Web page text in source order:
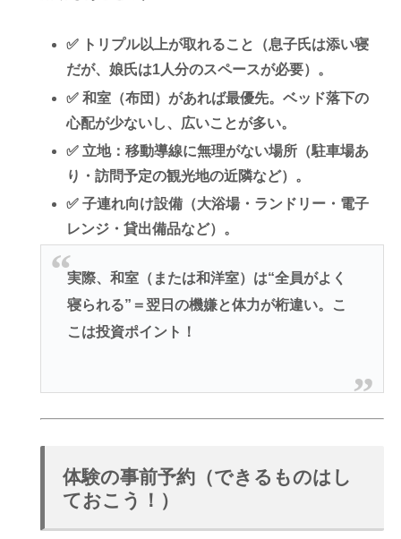
✅ トリプル以上が取れること（息子氏は添い寝
だが、娘氏は1人分のスペースが必要）。
✅和室（布団） があれば最優先。ベッド落下の
心配が少ないし、広いことが多い。
✅ 立地：移動導線に無理がない場所（駐車場あ
り・訪問予定の観光地の近隣など）。
✅ 子連れ向け設備（大浴場・ランドリー・電子
レンジ・貸出備品など）。
実際、和室（または和洋室）は“全員がよく
寝られる”＝翌日の機嫌と体力が桁違い。こ
こは投資ポイント！
体験の事前予約（できるものはし
ておこう！）